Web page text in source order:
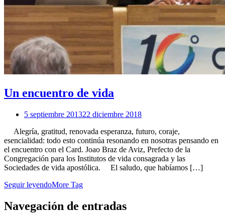
Un encuentro de vida
5 septiembre 201322 diciembre 2018
Alegría, gratitud, renovada esperanza, futuro, coraje,
esencialidad: todo esto continúa resonando en nosotras pensando en
el encuentro con el Card. Joao Braz de Aviz, Prefecto de la
Congregación para los Institutos de vida consagrada y las
Sociedades de vida apostólica. El saludo, que habíamos […]
Seguir leyendoMore Tag
Navegación de entradas